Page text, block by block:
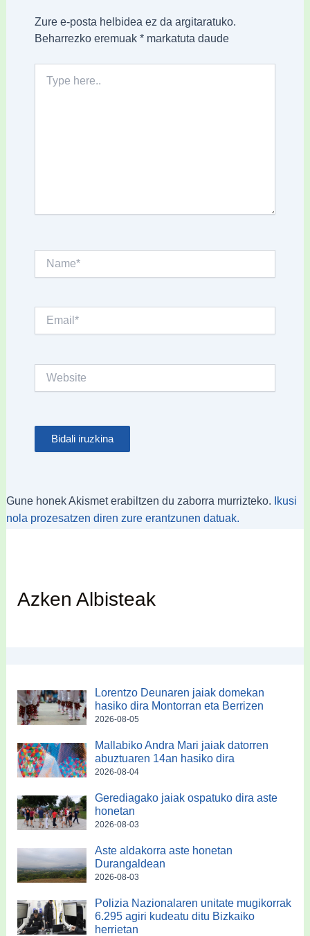
Zure e-posta helbidea ez da argitaratuko.
Beharrezko eremuak *markatuta daude
here..
Email*
Website
Gune honek Akismet erabiltzen du zaborra murrizteko.
Ikusi
nola prozesatzen diren zure erantzunen datuak.
Azken Albisteak
Lorentzo Deunaren jaiak domekan
hasiko dira Montorran eta Berrizen
2026-08-05
Mallabiko Andra Mari jaiak datorren
abuztuaren 14an hasiko dira
2026-08-04
Gerediagako jaiak ospatuko dira aste
honetan
2026-08-03
Aste aldakorra aste honetan
Durangaldean
2026-08-03
Polizia Nazionalaren unitate mugikorrak
6.295 agiri kudeatu ditu Bizkaiko
herrietan